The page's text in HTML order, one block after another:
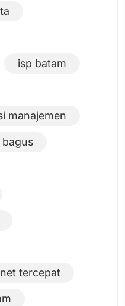
isp batam
manajemen
tercepat